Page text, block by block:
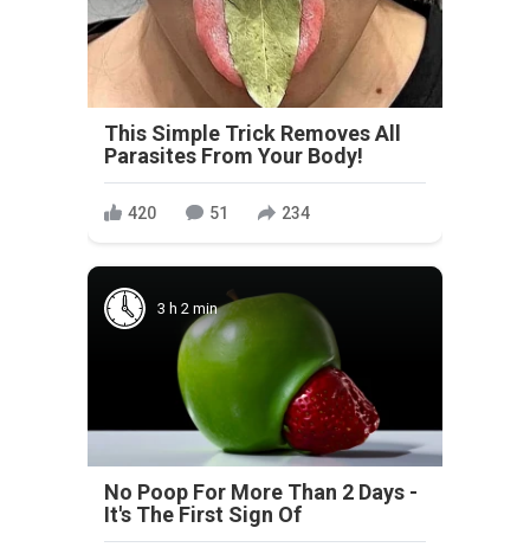
This Simple Trick Removes All
Parasites From Your Body!
420 51 234
3 h 2 min
No Poop For More Than 2 Days -
It's The First Sign Of